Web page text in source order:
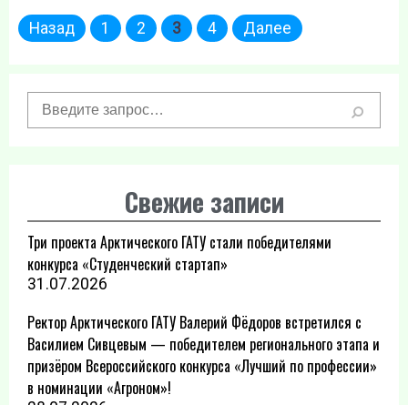
Пагинация
Назад 1 2 3 4 Далее
Свежие записи
Три проекта Арктического ГАТУ стали победителями
конкурса «Студенческий стартап»
31.07.2026
Ректор Арктического ГАТУ Валерий Фёдоров встретился с
Василием Сивцевым — победителем регионального этапа и
призёром Всероссийского конкурса «Лучший по профессии»
в номинации «Агроном»!